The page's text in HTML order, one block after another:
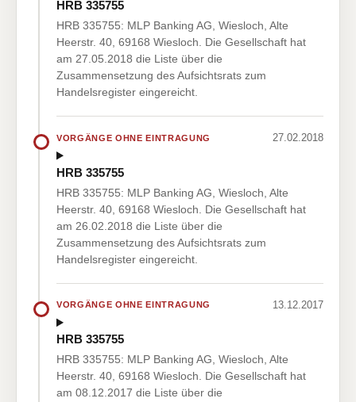
HRB 335755
HRB 335755: MLP Banking AG, Wiesloch, Alte
Heerstr. 40, 69168 Wiesloch. Die Gesellschaft hat
am 27.05.2018 die Liste über die
Zusammensetzung des Aufsichtsrats zum
Handelsregister eingereicht.
VORGÄNGE OHNE EINTRAGUNG 27.02.2018
HRB 335755
HRB 335755: MLP Banking AG, Wiesloch, Alte
Heerstr. 40, 69168 Wiesloch. Die Gesellschaft hat
am 26.02.2018 die Liste über die
Zusammensetzung des Aufsichtsrats zum
Handelsregister eingereicht.
VORGÄNGE OHNE EINTRAGUNG 13.12.2017
HRB 335755
HRB 335755: MLP Banking AG, Wiesloch, Alte
Heerstr. 40, 69168 Wiesloch. Die Gesellschaft hat
am 08.12.2017 die Liste über die